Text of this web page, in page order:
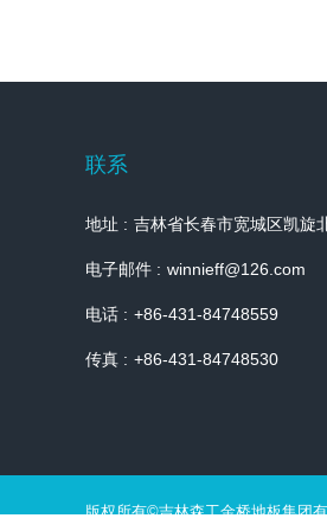
联系
地址 : 吉林省长春市宽城区凯旋
电子邮件 : winnieff@126.com
电话 : +86-431-84748559
传真 : +86-431-84748530
版权所有©吉林森工金桥地板集团